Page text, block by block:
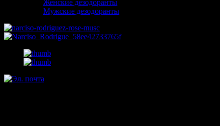
Женские дезодоранты
Мужские дезодоранты